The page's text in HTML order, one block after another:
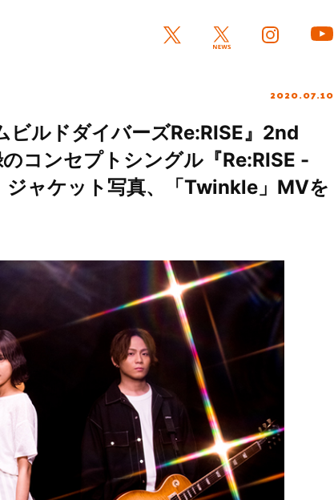
2020.07.10
ルドダイバーズRe:RISE』2nd
コンセプトシングル『Re:RISE -
ャケット写真、「Twinkle」MVを